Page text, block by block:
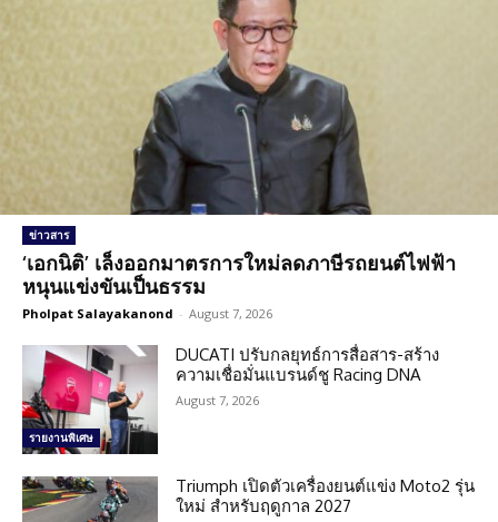
ข่าวสาร
‘เอกนิติ’ เล็งออกมาตรการใหม่ลดภาษีรถยนต์ไฟฟ้า
หนุนแข่งขันเป็นธรรม
Pholpat Salayakanond - August 7, 2026
รายงานพิเศษ
DUCATI ปรับกลยุทธ์การสื่อสาร-สร้าง
ความเชื่อมั่นแบรนด์ชู Racing DNA
August 7, 2026
Triumph เปิดตัวเครื่องยนต์แข่ง Moto2 รุ่น
ใหม่ สำหรับฤดูกาล 2027